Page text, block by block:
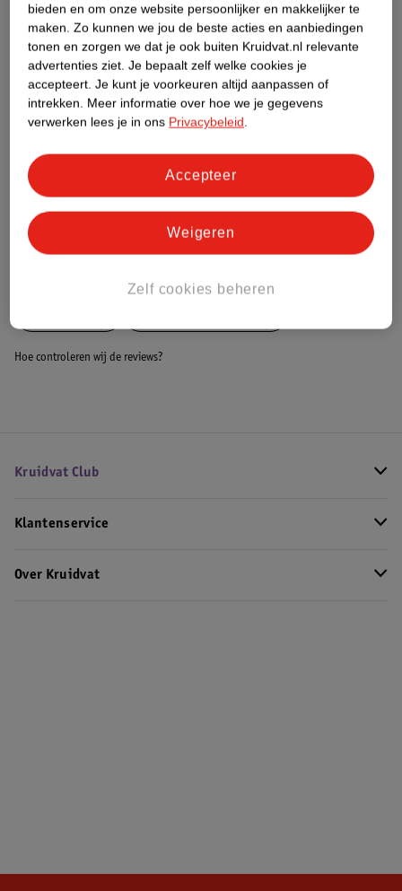
Etiketinformatie
Nature Impact Score
Dit product heeft (nog) geen Nature
Impact Score.
Bestel & Bezorginformatie
Hoe controleren wij de reviews?
Kruidvat Club
Klantenservice
Over Kruidvat
bieden en om onze website persoonlijker en makkelijker te
maken. Zo kunnen we jou de beste acties en aanbiedingen
tonen en zorgen we dat je ook buiten Kruidvat.nl relevante
advertenties ziet. Je bepaalt zelf welke cookies je
accepteert. Je kunt je voorkeuren altijd aanpassen of
intrekken. Meer informatie over hoe we je gegevens
verwerken lees je in ons Privacybeleid.
Zelf cookies beheren
Weigeren
Accepteer